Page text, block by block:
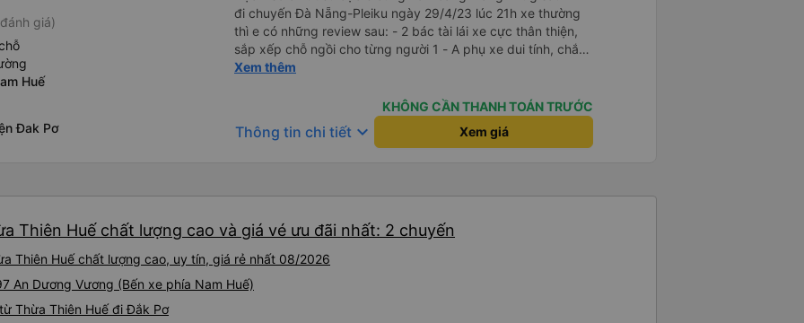
giá)
Huế
Đak Pơ
đi chuyến Đà Nẵng-Pleiku ngày 29/4/23 lúc 21h xe thường
thì e có những review sau: - 2 bác tài lái xe cực thân thiện,
sắp xếp chỗ ngồi cho từng người 1 - A phụ xe dui tính, chắc
cùng tần số nên nói câu nào là cười câu đó - Xe xuất bến
nên cũng k đòi hỏi gì nhìu hơn. Nhưng nhìn chug khá ổn, có
dừng lại để đi vệ sinh.
Xem thêm
KHÔNG CẦN THANH TOÁN TRƯỚC
Thông tin chi tiết keyboard_arrow_down Xem giá
Thiên Huế chất lượng cao và giá vé ưu đãi nhất: 2 chuyến
Thiên Huế chất lượng cao, uy tín, giá rẻ nhất 08/2026
An Dương Vương (Bến xe phía Nam Huế)
Thừa Thiên Huế đi Đắk Pơ